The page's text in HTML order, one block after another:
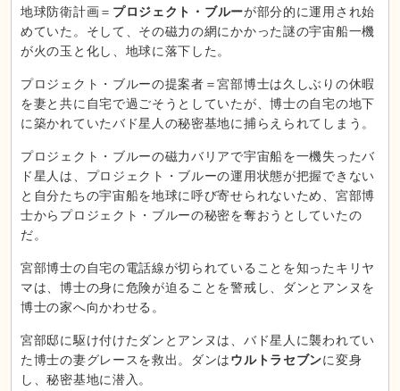
地球防衛計画＝ プロジェクト・ブルーが部分的に運用され始
めていた。そして、その磁力の網にかかった謎の宇宙船一機
が火の玉と化し、地球に落下した。
プロジェクト・ブルーの提案者＝宮部博士は久しぶりの休暇
を妻と共に自宅で過ごそうとしていたが、博士の自宅の地下
に築かれていたバド星人の秘密基地に捕らえられてしまう。
プロジェクト・ブルーの磁力バリアで宇宙船を一機失ったバ
ド星人は、プロジェクト・ブルーの運用状態が把握できない
と自分たちの宇宙船を地球に呼び寄せられないため、宮部博
士からプロジェクト・ブルーの秘密を奪おうとしていたの
だ。
宮部博士の自宅の電話線が切られていることを知ったキリヤ
マは、博士の身に危険が迫ることを警戒し、ダンとアンヌを
博士の家へ向かわせる。
宮部邸に駆け付けたダンとアンヌは、バド星人に襲われてい
た博士の妻グレースを救出。ダンはウルトラセブンに変身
し、秘密基地に潜入。